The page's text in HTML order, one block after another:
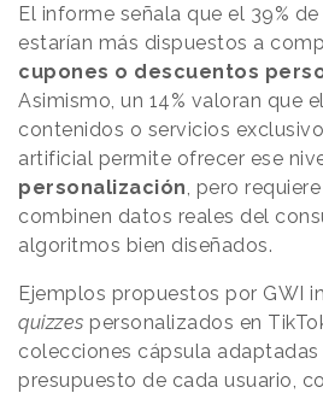
El informe señala que el 39%
estarían más dispuestos a
cupones o descuentos
Asimismo, un 14% valoran que
contenidos o servicios
artificial permite ofrecer ese
personalización, pero
combinen datos reales del
algoritmos bien diseñados.
Ejemplos propuestos por GWI
quizzes personalizados en
colecciones cápsula
presupuesto de cada usuario,